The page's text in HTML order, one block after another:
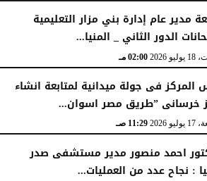
مدير عام إدارة بني مزار التعليمية
الدور الثاني _ المنيا...
2026 02:00 مـ
المركز فى جولة ميدانية لمتابعة انشاء
خرسانى ”طريق مصر اسوان...
2026 11:29 صـ
احمد منصور مدير مستشفى صدر
: نجاح عدد من العمليات...